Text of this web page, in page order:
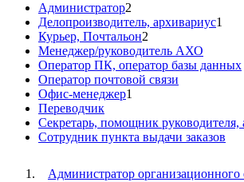
Администратор2
Делопроизводитель, архивариус1
Курьер, Почтальон2
Менеджер/руководитель АХО
Оператор ПК, оператор базы данных
Оператор почтовой связи
Офис-менеджер1
Переводчик
Секретарь, помощник руководителя,
Сотрудник пункта выдачи заказов
Администратор организационного